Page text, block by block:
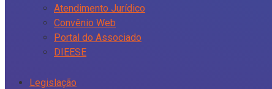
Atendimento Jurídico
Convênio Web
Portal do Associado
DIEESE
Legislação